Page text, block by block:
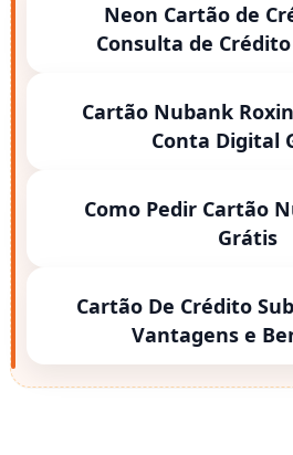
Neon Cartão de
Consulta de
Cartão Nubank
Conta Digital
Como Pedir Cartão
Grátis
Cartão De Crédito
Vantagens e